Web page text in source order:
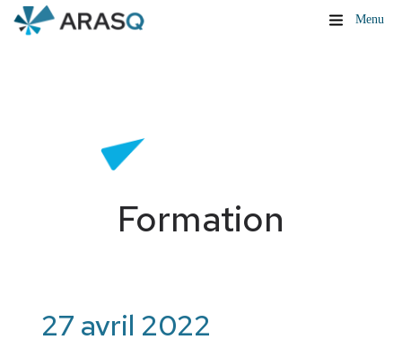
Menu
Formation
27 avril 2022